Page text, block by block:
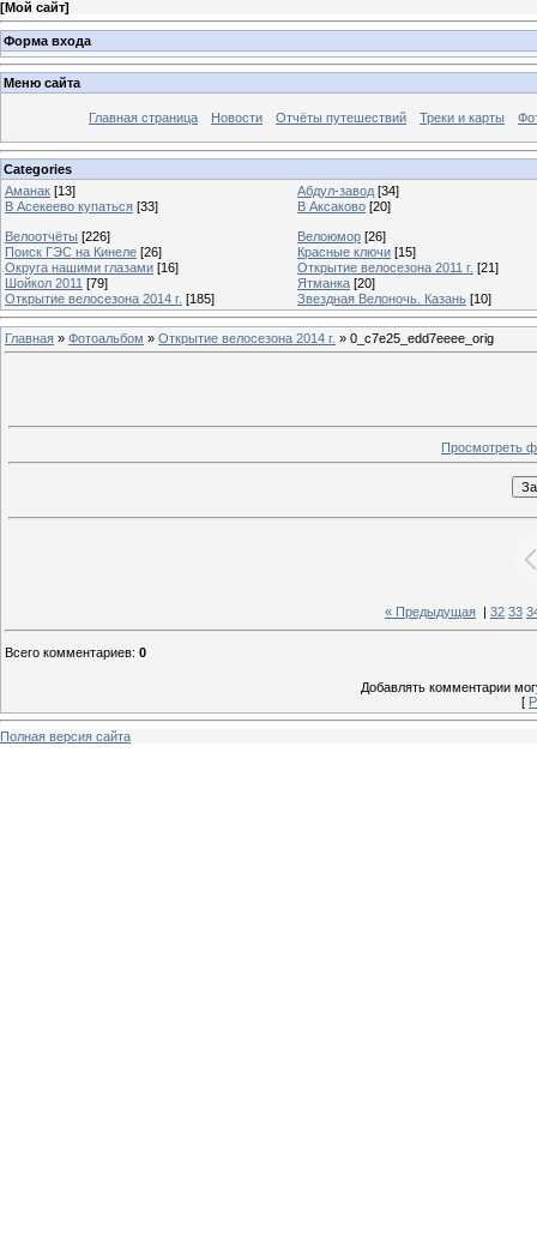
[Мой сайт]
Форма входа
Меню сайта
Главная страница Новости Отчёты путешествий Треки и карты
Categories
Аманак [13] Абдул-завод [34]
В Асекеево купаться [33] В Аксаково [20]
Велоотчёты [226] Велоюмор [26]
Поиск ГЭС на Кинеле [26] Красные ключи [15]
Округа нашими глазами [16] Открытие велосезона 2011 г. [21]
Шойкол 2011 [79] Ятманка [20]
Открытие велосезона 2014 г. [185] Звездная Велоночь. Казань [10]
Главная » Фотоальбом » Открытие велосезона 2014 г. » 0_c7e25_edd7eeee_orig
Просмотреть
« Предыдущая 32 33
Всего комментариев: 0
Добавлять комментарии
[
Полная версия сайта